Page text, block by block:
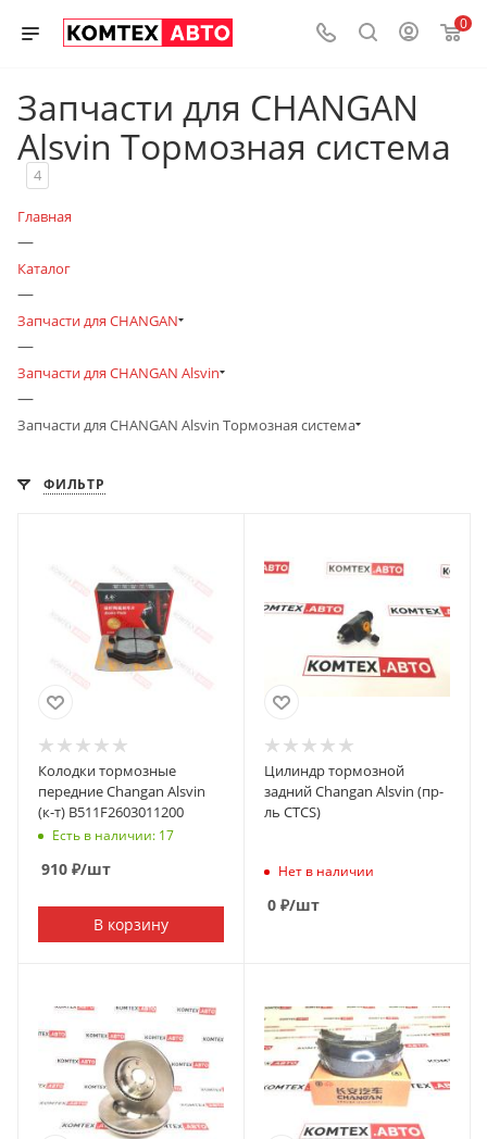
0
Запчасти для CHANGAN
Alsvin Тормозная система
4
Главная
—
Каталог
—
Запчасти для CHANGAN
—
Запчасти для CHANGAN Alsvin
—
Запчасти для CHANGAN Alsvin Тормозная система
ФИЛЬТР
Колодки тормозные
передние Changan Alsvin
(к-т) B511F2603011200
Есть в наличии: 17
910 ₽/шт
В корзину
Цилиндр тормозной
задний Changan Alsvin (пр-
ль CTCS)
Нет в наличии
0 ₽/шт